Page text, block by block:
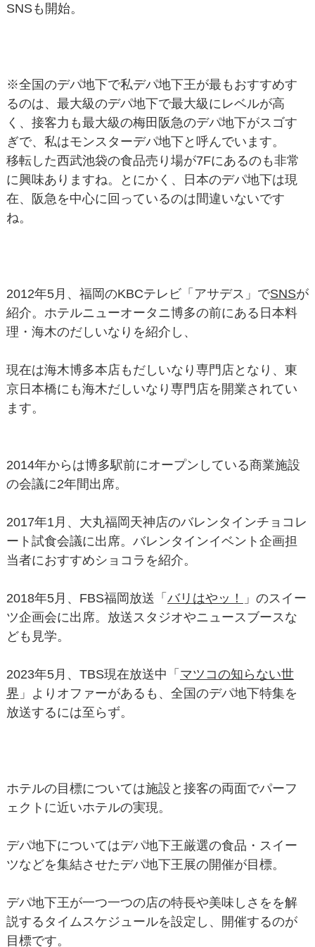
SNSも開始。
※全国のデパ地下で私デパ地下王が最もおすすめす
るのは、最大級のデパ地下で最大級にレベルが高
く、接客力も最大級の梅田阪急のデパ地下がスゴす
ぎで、私はモンスターデパ地下と呼んでいます。
移転した西武池袋の食品売り場が7Fにあるのも非常
に興味ありますね。とにかく、日本のデパ地下は現
在、阪急を中心に回っているのは間違いないです
ね。
2012年5月、福岡のKBCテレビ「アサデス」でSNSが
紹介。ホテルニューオータニ博多の前にある日本料
理・海木のだしいなりを紹介し、
現在は海木博多本店もだしいなり専門店となり、東
京日本橋にも海木だしいなり専門店を開業されてい
ます。
2014年からは博多駅前にオープンしている商業施設
の会議に2年間出席。
2017年1月、大丸福岡天神店のバレンタインチョコレ
ート試食会議に出席。バレンタインイベント企画担
当者におすすめショコラを紹介。
2018年5月、FBS福岡放送「 バリはやッ！
」のスイー
ツ企画会に出席。放送スタジオやニュースブースな
ども見学。
2023年5月、TBS現在放送中「 マツコの知らない世
界 」よりオファーがあるも、全国のデパ地下特集を
放送するには至らず。
ホテルの目標については施設と接客の両面でパーフ
ェクトに近いホテルの実現。
デパ地下についてはデパ地下王厳選の食品・スイー
ツなどを集結させたデパ地下王展の開催が目標。
デパ地下王が一つ一つの店の特長や美味しさをを解
説するタイムスケジュールを設定し、開催するのが
目標です。